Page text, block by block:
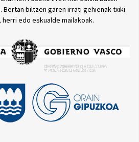
Bertan biltzen garen irrati gehienak txiki
herri edo eskualde mailakoak.